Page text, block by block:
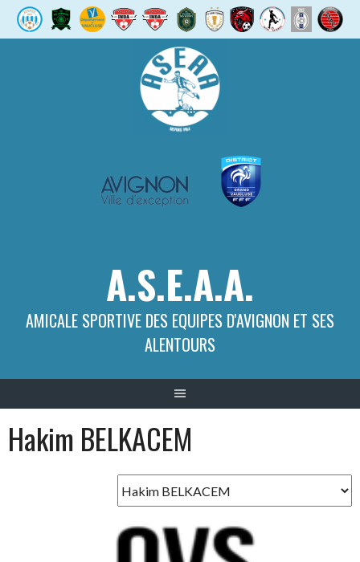
A.S.E.A.A.
AMICALE SPORTIVE DES EQUIPES D'AVIGNON ET SES
ALENTOURS
Hakim BELKACEM